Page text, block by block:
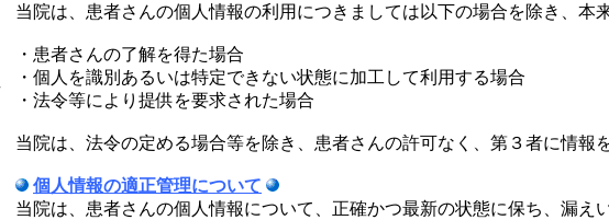
当院は、患者さんの個人情報の利用につきましては以下の場合を除き、本
・患者さんの了解を得た場合
・個人を識別あるいは特定できない状態に加工して利用する場合
・法令等により提供を要求された場合
当院は、法令の定める場合等を除き、患者さんの許可なく、第３者に情報
個人情報の適正管理について
当院は、患者さんの個人情報について、正確かつ最新の状態に保ち、漏え